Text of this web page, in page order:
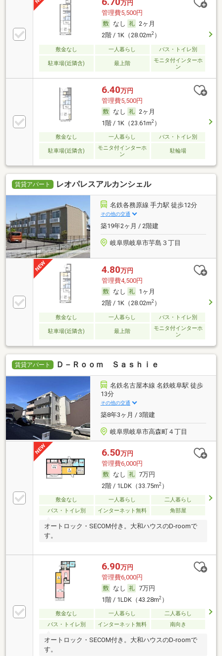
万円
管理費5,500円
なし
2ヶ月
2階 / 1K（28.02m2）
敷金なし 一人暮らし バス・トイレ別
駐車場(近隣含) 最上階
モニタ付インターホ
ン
6.40万円
管理費5,500円
なし
2ヶ月
1階 / 1K（23.61m2）
敷金なし 一人暮らし バス・トイレ別
駐車場(近隣含)
モニタ付インターホ
ン
駐輪場
賃貸アパート レオパレスアルカンシェル
名鉄各務原線 手力駅 徒歩12分
その他の交通
築19年2ヶ月 / 2階建
岐阜県岐阜市芋島３丁目
4.80万円
管理費4,500円
なし
1ヶ月
2階 / 1K（28.02m2）
敷金なし 一人暮らし バス・トイレ別
駐車場(近隣含) 最上階
モニタ付インターホ
ン
賃貸アパート Ｄ－Ｒｏｏｍ Ｓａｓｈｉｅ
名鉄名古屋本線 名鉄岐阜駅 徒歩
13分
その他の交通
築8年3ヶ月 / 3階建
岐阜県岐阜市高森町４丁目
6.50万円
管理費6,000円
なし
7万円
2階 / 1LDK（33.75m2）
敷金なし 一人暮らし
二人暮らし
バス・トイレ別
インターネット無料 角部屋
オートロック・SECOM付き。大和ハウスのD-roomで
す。
6.90万円
管理費6,000円
なし
7万円
1階 / 1LDK（43.28m2）
敷金なし 一人暮らし
二人暮らし
バス・トイレ別
インターネット無料 南向き
オートロック・SECOM付き。大和ハウスのD-roomで
す。